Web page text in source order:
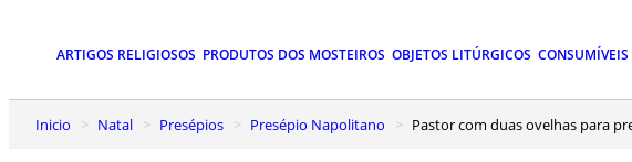
ARTIGOS RELIGIOSOS PRODUTOS DOS MOSTEIROS OBJETOS LITÚRGICOS
Inicio Natal Presépios Presépio Napolitano Pastor com duas ovelhas para